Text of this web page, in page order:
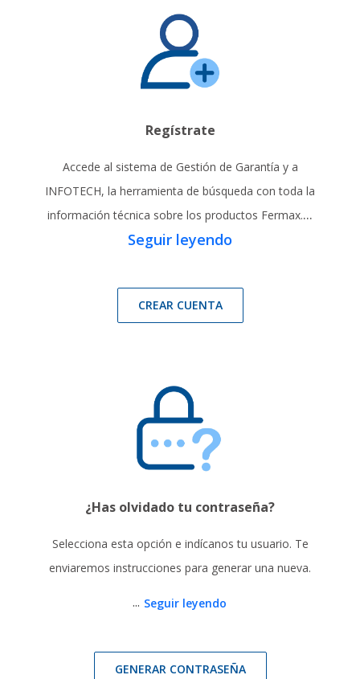
Regístrate
Accede al sistema de Gestión de Garantía y a
INFOTECH, la herramienta de búsqueda con toda la
información técnica sobre los productos Fermax....
Seguir leyendo
CREAR CUENTA
¿Has olvidado tu contraseña?
Selecciona esta opción e indícanos tu usuario. Te
enviaremos instrucciones para generar una nueva.
... Seguir leyendo
GENERAR CONTRASEÑA